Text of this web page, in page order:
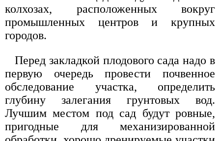
колхозах, расположенных вокруг
промышленных центров и крупных
городов.
Перед закладкой плодового сада надо в
первую очередь провести почвенное
обследование участка, определить
глубину залегания грунтовых вод.
Лучшим местом под сад будут ровные,
пригодные для механизированной